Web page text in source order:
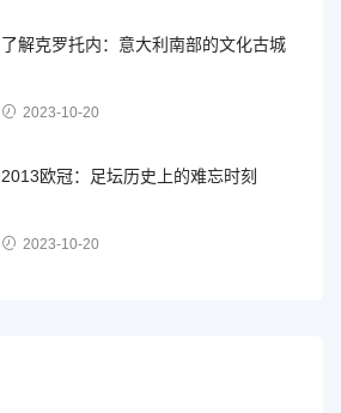
了解克罗托内：意大利南部的文化古城
2023-10-20
2013欧冠：足坛历史上的难忘时刻
2023-10-20